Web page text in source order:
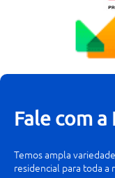
Fale com a
Temos ampla
residencial para toda a